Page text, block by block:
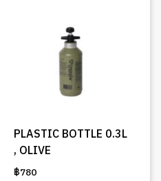
PLASTIC BOTTLE 0.3L
, OLIVE
฿780